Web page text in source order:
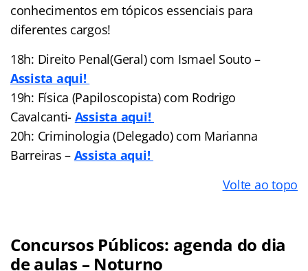
conhecimentos em tópicos essenciais para
diferentes cargos!
18h: Direito Penal(Geral) com Ismael Souto –
Assista aqui!
19h: Física (Papiloscopista) com Rodrigo
Cavalcanti- Assista aqui!
20h: Criminologia (Delegado) com Marianna
Barreiras – Assista aqui!
Volte ao topo
Concursos Públicos: agenda do dia
de aulas – Noturno